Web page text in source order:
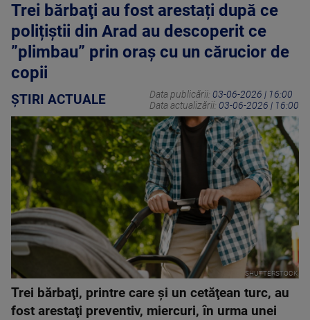
Trei bărbaţi au fost arestați după ce
polițiștii din Arad au descoperit ce
”plimbau” prin oraș cu un cărucior de
copii
ȘTIRI ACTUALE Data publicării: 03-06-2026 | 16:00
Data actualizării: 03-06-2026 | 16:00
SHUTTERSTOCK
Trei bărbaţi, printre care şi un cetăţean turc, au
fost arestaţi preventiv, miercuri, în urma unei